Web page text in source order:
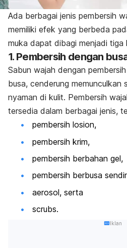
Ada berbagai jenis pembersih
memiliki efek yang berbeda
muka dapat dibagi menjadi
1. Pembersih dengan
Sabun wajah dengan
busa, cenderung memunculkan
nyaman di kulit. Pembersih
tersedia dalam berbagai jenis,
pembersih losion,
pembersih krim,
pembersih berbahan gel,
pembersih berbusa
aerosol, serta
scrubs.
Iklan